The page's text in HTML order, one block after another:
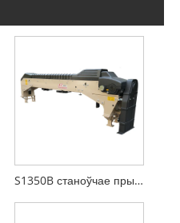
S1350B станоўчае прылада руху CAM